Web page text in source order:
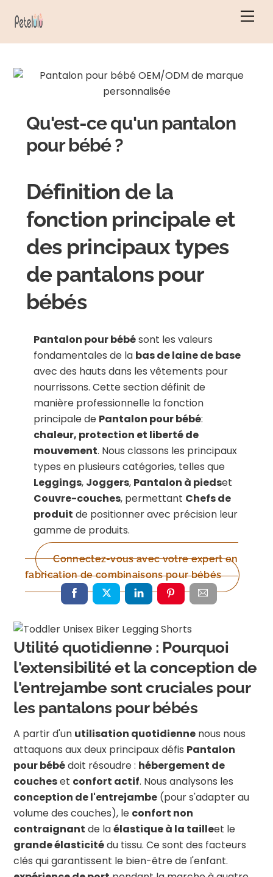
Qu'est-ce qu'un pantalon
pour bébé ?
Définition de la
fonction principale et
des principaux types
de pantalons pour
bébés
Pantalon pour bébésont les valeurs
fondamentales de la bas de laine de base
avec des hauts dans les vêtements pour
nourrissons. Cette section définit de
manière professionnelle la fonction
principale de Pantalon pour bébé:
chaleur, protection et liberté de
mouvement. Nous classons les principaux
types en plusieurs catégories, telles que
Leggings, Joggers, Pantalon à piedset
Couvre-couches, permettant Chefs de
produit de positionner avec précision leur
gamme de produits.
Connectez-vous avec votre expert en
fabrication de combinaisons pour bébés
Utilité quotidienne : Pourquoi
l'extensibilité et la conception de
l'entrejambe sont cruciales pour
les pantalons pour bébés
A partir d'un utilisation quotidienne nous nous
attaquons aux deux principaux défis Pantalon
pour bébédoit résoudre : hébergement de
coucheset confort actif. Nous analysons les
conception de l'entrejambe (pour s'adapter au
volume des couches), le confort non
contraignant de laélastique à la tailleet le
grande élasticitédu tissu. Ce sont des facteurs
clés qui garantissent le bien-être de l'enfant.